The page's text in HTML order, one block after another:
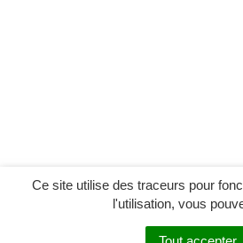
Ce site utilise des traceurs pour
l'utilisation, vous